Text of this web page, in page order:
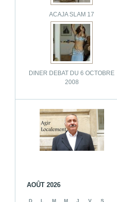
ACAJA SLAM 17
DINER DEBAT DU 6 OCTOBRE
2008
AOÛT 2026
D L M M J V S